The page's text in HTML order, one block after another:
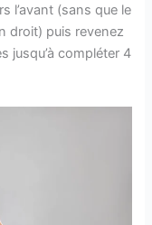
l’avant (sans que le
droit) puis revenez
jusqu’à compléter 4